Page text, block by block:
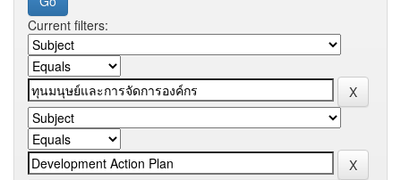
Current filters: